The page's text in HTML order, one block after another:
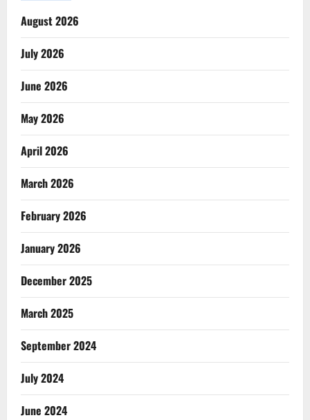
August 2026
July 2026
June 2026
May 2026
April 2026
March 2026
February 2026
January 2026
December 2025
March 2025
September 2024
July 2024
June 2024